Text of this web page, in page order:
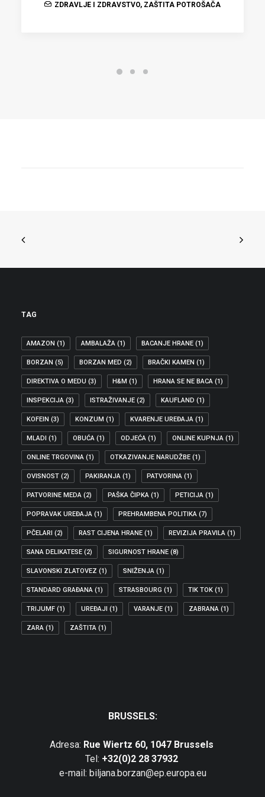
ZDRAVLJE I ZDRAVSTVO, ZAŠTITA POTROŠAČA
TAG
AMAZON (1) AMBALAŽA (1) BACANJE HRANE (1)
BORZAN (5) BORZAN MED (2) BRAČKI KAMEN (1)
DIREKTIVA O MEDU (3) H&M (1) HRANA SE NE BACA (1)
INSPEKCIJA (3) ISTRAŽIVANJE (2) KAUFLAND (1)
KOFEIN (3) KONZUM (1) KVARENJE UREĐAJA (1)
MLADI (1) OBUĆA (1) ODJEĆA (1) ONLINE KUPNJA (1)
ONLINE TRGOVINA (1) OTKAZIVANJE NARUDŽBE (1)
OVISNOST (2) PAKIRANJA (1) PATVORINA (1)
PATVORINE MEDA (2) PAŠKA ČIPKA (1) PETICIJA (1)
POPRAVAK UREĐAJA (1) PREHRAMBENA POLITIKA (7)
PČELARI (2) RAST CIJENA HRANE (1) REVIZIJA PRAVILA (1)
SANA DELIKATESE (2) SIGURNOST HRANE (8)
SLAVONSKI ZLATOVEZ (1) SNIŽENJA (1)
STANDARD GRAĐANA (1) STRASBOURG (1) TIK TOK (1)
TRIJUMF (1) UREĐAJI (1) VARANJE (1) ZABRANA (1)
ZARA (1) ZAŠTITA (1)
BRUSSELS:
Adresa: Rue Wiertz 60, 1047 Brussels
Tel: +32(0)2 28 37932
e-mail: biljana.borzan@ep.europa.eu